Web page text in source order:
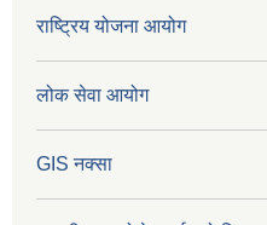
राष्ट्रिय योजना आयोग
लोक सेवा आयोग
GIS नक्सा